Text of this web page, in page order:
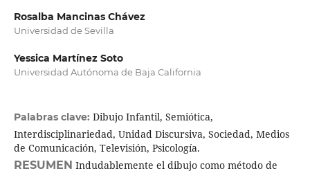
Rosalba Mancinas Chávez
Universidad de Sevilla
Yessica Martínez Soto
Universidad Autónoma de Baja California
Palabras clave: Dibujo Infantil, Semiótica,
Interdisciplinariedad, Unidad Discursiva, Sociedad, Medios
de Comunicación, Televisión, Psicología.
RESUMEN Indudablemente el dibujo como método de